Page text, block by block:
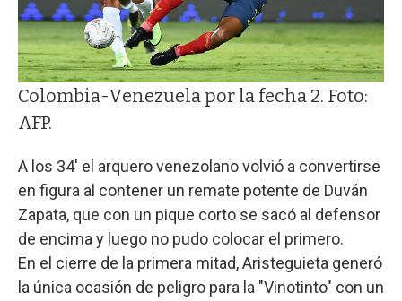
Colombia-Venezuela por la fecha 2. Foto:
AFP.
A los 34' el arquero venezolano volvió a convertirse
en figura al contener un remate potente de Duván
Zapata, que con un pique corto se sacó al defensor
de encima y luego no pudo colocar el primero.
En el cierre de la primera mitad, Aristeguieta generó
la única ocasión de peligro para la "Vinotinto" con un